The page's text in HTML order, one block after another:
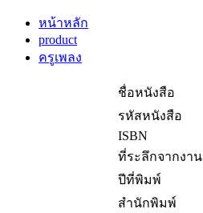
หน้าหลัก
product
ครูเพลง
ชื่อหนังสือ
รหัสหนังสือ
ISBN
ที่ระลึกจากงาน
ปีที่พิมพ์
สำนักพิมพ์